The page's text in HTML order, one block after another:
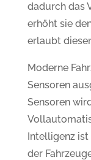
dadurch das
erhöht sie
erlaubt
Moderne
Sensoren
Sensoren
Intelligenz ist
der